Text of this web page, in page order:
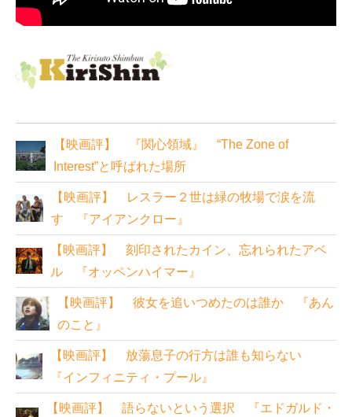
【映画評】 『関心領域』 “The Zone of
Interest”と呼ばれた場所
【映画評】 レスラー２世は緑の牧場で涙を流
す 『アイアンクロー』
【映画評】 刻印されたカイン、忘れられたアベ
ル 『オッペンハイマー』
【映画評】 彼女を追いつめたのは誰か 『あん
のこと』
【映画評】 放蕩息子の行方は誰も知らない
『インフィニティ・プール』
【映画評】 語らないという選択 『エドガルド・